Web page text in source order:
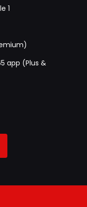
1
app (Plus &